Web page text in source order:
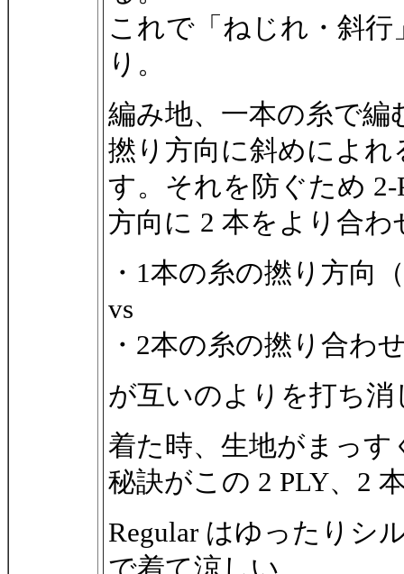
これで「ねじれ・斜
り。
編み地、一本の糸で編
撚り方向に斜めによ
す。それを防ぐため
方向に 2 本をより合
・1本の糸の撚り方向
vs
・2本の糸の撚り合わ
が互いのよりを打ち
着た時、生地がまっ
秘訣がこの 2 PLY、2
Regular はゆったりシ